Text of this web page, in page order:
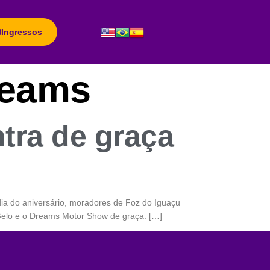
Ingressos
de graça
do aniversário, moradores de Foz do Iguaçu
e o Dreams Motor Show de graça. […]